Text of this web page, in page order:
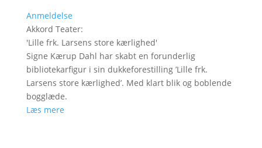
Anmeldelse
Akkord Teater:
'Lille frk. Larsens store kærlighed'
Signe Kærup Dahl har skabt en forunderlig
bibliotekarfigur i sin dukkeforestilling ’Lille frk.
Larsens store kærlighed’. Med klart blik og boblende
bogglæde.
Læs mere